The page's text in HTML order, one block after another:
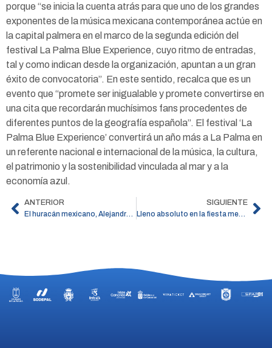
porque “se inicia la cuenta atrás para que uno de los grandes
exponentes de la música mexicana contemporánea actúe en
la capital palmera en el marco de la segunda edición del
festival La Palma Blue Experience, cuyo ritmo de entradas,
tal y como indican desde la organización, apuntan a un gran
éxito de convocatoria”. En este sentido, recalca que es un
evento que “promete ser inigualable y promete convertirse en
una cita que recordarán muchísimos fans procedentes de
diferentes puntos de la geografía española”. El festival ‘La
Palma Blue Experience’ convertirá un año más a La Palma en
un referente nacional e internacional de la música, la cultura,
el patrimonio y la sostenibilidad vinculada al mar y a la
economía azul.
ANTERIOR
El huracán mexicano, Alejandro Fernández, actuará en la II edición de ‘La Palma Blue Experience’
SIGUIENTE
Lleno absoluto en la fiesta mexicana de Alejandro Fernández y Alex Fernández en Santa Cruz de La Palma